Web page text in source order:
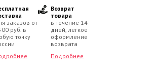
планкой.
, опушка из
фигуре обеспечивает
заказов от
руб. в
точку
Возврат
товара
в течение 14
дней, легкое
оформление
возврата
Подробнее